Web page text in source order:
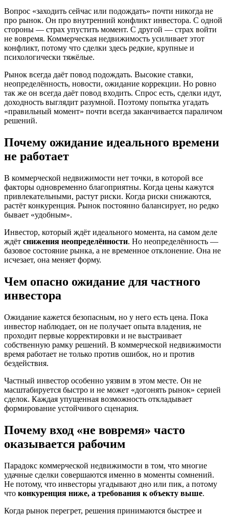
Вопрос «заходить сейчас или подождать» почти никогда не
про рынок. Он про внутренний конфликт инвестора. С одной
стороны — страх упустить момент. С другой — страх войти
не вовремя. Коммерческая недвижимость усиливает этот
конфликт, потому что сделки здесь редкие, крупные и
психологически тяжёлые.
Рынок всегда даёт повод подождать. Высокие ставки,
неопределённость, новости, ожидание коррекции. Но ровно
так же он всегда даёт повод входить. Спрос есть, сделки идут,
доходность выглядит разумной. Поэтому попытка угадать
«правильный момент» почти всегда заканчивается параличом
решений.
Почему ожидание идеального времени
не работает
В коммерческой недвижимости нет точки, в которой все
факторы одновременно благоприятны. Когда цены кажутся
привлекательными, растут риски. Когда риски снижаются,
растёт конкуренция. Рынок постоянно балансирует, но редко
бывает «удобным».
Инвестор, который ждёт идеального момента, на самом деле
ждёт снижения неопределённости. Но неопределённость —
базовое состояние рынка, а не временное отклонение. Она не
исчезает, она меняет форму.
Чем опасно ожидание для частного
инвестора
Ожидание кажется безопасным, но у него есть цена. Пока
инвестор наблюдает, он не получает опыта владения, не
проходит первые корректировки и не выстраивает
собственную рамку решений. В коммерческой недвижимости
время работает не только против ошибок, но и против
бездействия.
Частный инвестор особенно уязвим в этом месте. Он не
масштабируется быстро и не может «догонять рынок» серией
сделок. Каждая упущенная возможность откладывает
формирование устойчивого сценария.
Почему вход «не вовремя» часто
оказывается рабочим
Парадокс коммерческой недвижимости в том, что многие
удачные сделки совершаются именно в моменты сомнений.
Не потому, что инвесторы угадывают дно или пик, а потому
что конкуренция ниже, а требования к объекту выше.
Когда рынок перегрет, решения принимаются быстрее и